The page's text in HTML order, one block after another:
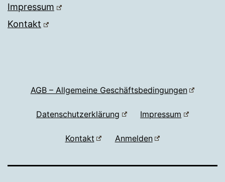
Impressum
Kontakt
AGB – Allgemeine Geschäftsbedingungen
Datenschutzerklärung Impressum
Kontakt Anmelden